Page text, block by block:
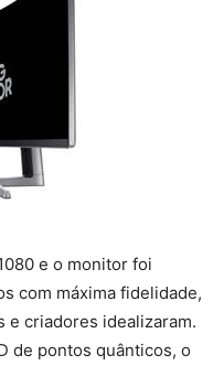
e o monitor foi
com máxima fidelidade,
e criadores idealizaram.
de pontos quânticos, o